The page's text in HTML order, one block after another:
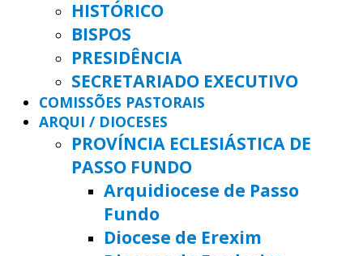
HISTÓRICO
BISPOS
PRESIDÊNCIA
SECRETARIADO EXECUTIVO
COMISSÕES PASTORAIS
ARQUI / DIOCESES
PROVÍNCIA ECLESIÁSTICA DE
PASSO FUNDO
Arquidiocese de Passo
Fundo
Diocese de Erexim